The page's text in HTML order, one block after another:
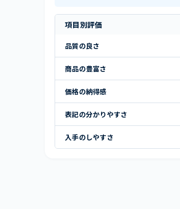
項目別評価
品質の良さ
商品の豊富さ
価格の納得感
表記の分かりやすさ
入手のしやすさ